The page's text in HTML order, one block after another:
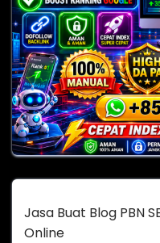
Jasa Buat Blog PBN
Online